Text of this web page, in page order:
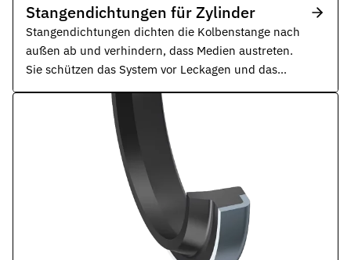
Datenschutz
Informationen zum Schutz Ihrer Daten
Dichtungsarten im Überblick
Grundlagenwissen zu Arten, Funktion und Einsatz der
Werkstoffe in der Dichtungstechnik – Grundlagen, Eigenschaften
Normen & Zertifizierungen
ISO, DIN und EN-Normen in der Dichtungstechnik – Übersicht
Richtlinien & Zulassungen
REACH, RoHS, PFAS, FDA, LkSG und weitere Richtlinien für
Stangendichtungen für Zylinder
Stangendichtungen dichten die Kolbenstange nach
außen ab und verhindern, dass Medien austreten.
Sie schützen das System vor Leckagen und das